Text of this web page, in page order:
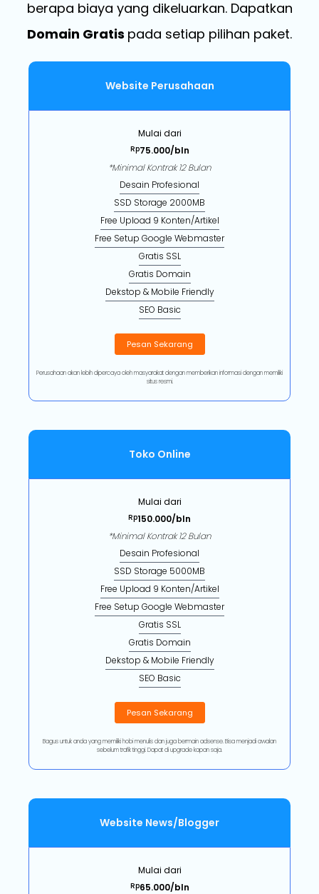
berapa biaya yang dikeluarkan. Dapatkan
Domain Gratis pada setiap pilihan paket.
Website Perusahaan
Mulai dari
Rp75.000/bln
*Minimal Kontrak 12 Bulan
Desain Profesional
SSD Storage 2000MB
Free Upload 9 Konten/Artikel
Free Setup Google Webmaster
Gratis SSL
Gratis Domain
Dekstop & Mobile Friendly
SEO Basic
Pesan Sekarang
Perusahaan akan lebih dipercaya oleh masyarakat dengan memberikan informasi dengan memiliki
situs resmi.
Toko Online
Mulai dari
Rp150.000/bln
*Minimal Kontrak 12 Bulan
Desain Profesional
SSD Storage 5000MB
Free Upload 9 Konten/Artikel
Free Setup Google Webmaster
Gratis SSL
Gratis Domain
Dekstop & Mobile Friendly
SEO Basic
Pesan Sekarang
Bagus untuk anda yang memiliki hobi menulis dan juga bermain adsense. Bisa menjadi awalan
sebelum trafik tinggi. Dapat di upgrade kapan saja.
Website News/Blogger
Mulai dari
Rp65.000/bln